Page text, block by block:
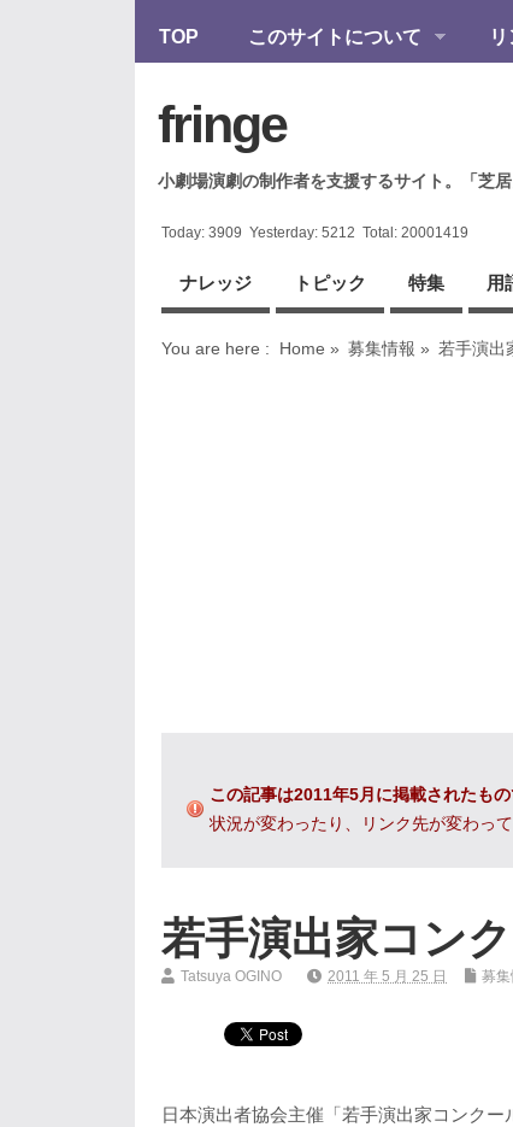
TOP このサイトについて
fringe
小劇場演劇の制作者を支援するサイト。「芝
Today:3909 Yesterday:5212 Total:20001419
ナレッジ トピック 特集 用
You are here : Home » 募集情報 » 若手演出
この記事は2011年5月に掲載されたもの
状況が変わったり、リンク先が変わっ
若手演出家コン
Tatsuya OGINO 2011 年 5 月 25 日 募
日本演出者協会主催「若手演出家コンクー